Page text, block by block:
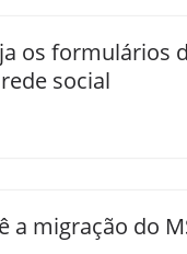
os formulários
social
a migração do